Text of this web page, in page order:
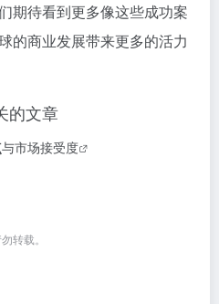
期待看到更多像这些成功案
的商业发展带来更多的活力
的文章
与市场接受度
转载。